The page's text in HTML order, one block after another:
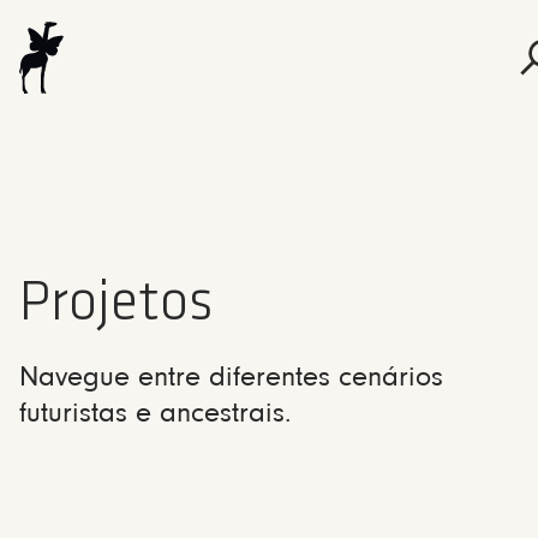
Projetos
Navegue entre diferentes cenários
futuristas e ancestrais.